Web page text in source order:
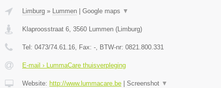
Limburg » Lummen Google maps ▼
Klaproosstraat 6, 3560 Lummen (Limburg)
Tel: 0473/74.61.16, Fax: -, BTW-nr: 0821.800.331
E-mail › LummaCare thuisverpleging
Website: http://www.lummacare.be Screenshot ▼